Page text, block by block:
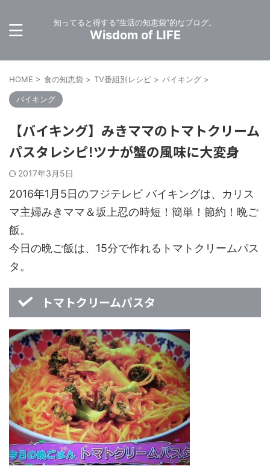
知ってると得する”生活の知恵袋”的なブログ。
Wisdom of LIFE
HOME > 食の知恵袋 > TV番組別レシピ > バイキング >
バイキング
【バイキング】みきママのトマトクリーム
パスタレシピ!ツナが蟹の風味に大変身
2017年3月5日
2016年1月5日のフジテレビ バイキングは、カリス
マ主婦みきママ＆坂上忍の時短！簡単！節約！晩ご
飯。
今日の晩ご飯は、15分で作れるトマトクリームパス
タ。
トマトクリームパスタ